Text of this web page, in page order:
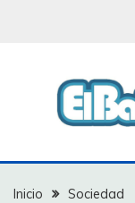
EL
Inicio
Sociedad